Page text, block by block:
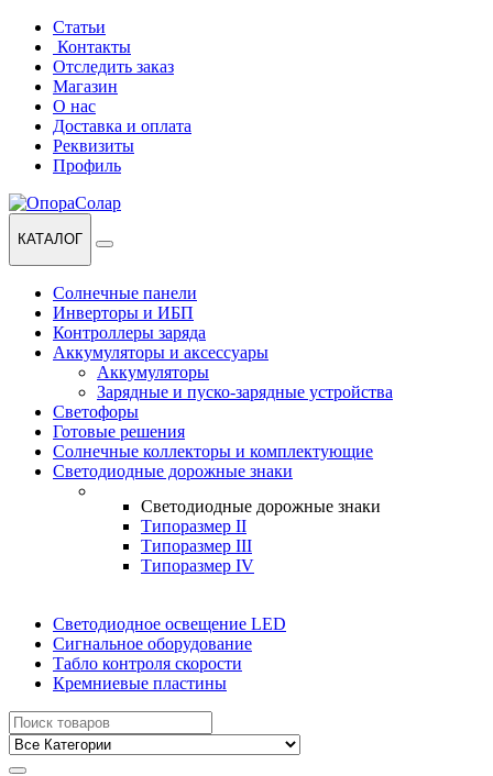
Перейти
навигации
Перейти
содержанию
Статьи
Контакты
Отследить заказ
Магазин
О нас
Доставка и оплата
Реквизиты
Профиль
КАТАЛОГ
Солнечные панели
Инверторы и ИБП
Контроллеры заряда
Аккумуляторы и аксессуары
Аккумуляторы
Зарядные и пуско-зарядные устройства
Светофоры
Готовые решения
Солнечные коллекторы и комплектующие
Светодиодные дорожные знаки
Светодиодные дорожные знаки
Типоразмер II
Типоразмер III
Типоразмер IV
Светодиодное освещение LED
Сигнальное оборудование
Табло контроля скорости
Кремниевые пластины
Найти: